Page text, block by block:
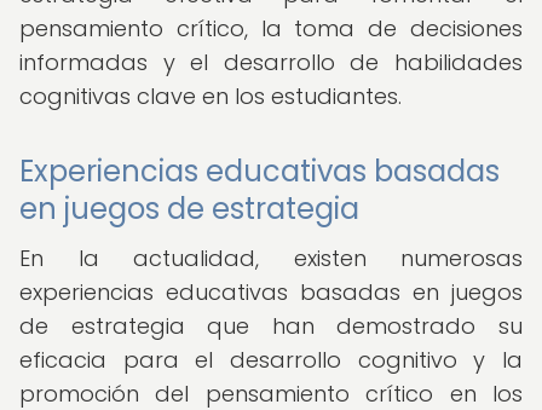
pensamiento crítico, la toma de decisiones
informadas y el desarrollo de habilidades
cognitivas clave en los estudiantes.
Experiencias educativas basadas
en juegos de estrategia
En la actualidad, existen numerosas
experiencias educativas basadas en juegos
de estrategia que han demostrado su
eficacia para el desarrollo cognitivo y la
promoción del pensamiento crítico en los